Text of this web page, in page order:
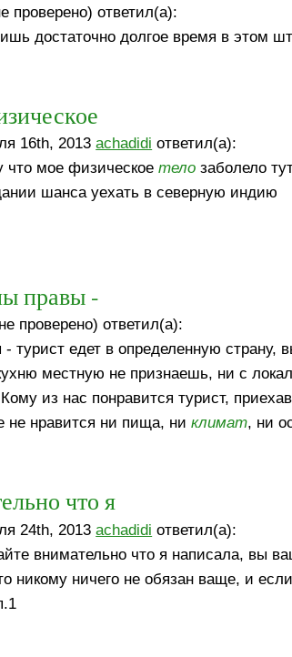
проверено) ответил(а):
достаточно долгое время в этом
16th, 2013achadidi ответил(а):
что мое физическоетело заболело
шанса уехать в северную индию
правы -
проверено) ответил(а):
турист едет в определенную страну,
местную не признаешь, ни с
Кому из нас понравится турист,
не нравится ни пища, никлимат, ни
что я
24th, 2013achadidi ответил(а):
внимательно что я написала, вы
никому ничего не обязан ваще, и